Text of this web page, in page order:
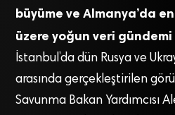
büyüme ve Almanya’da
üzere yoğun veri
İstanbul’da dün Rusya ve
arasında gerçekleştirilen
Savunma Bakan Yardımcısı